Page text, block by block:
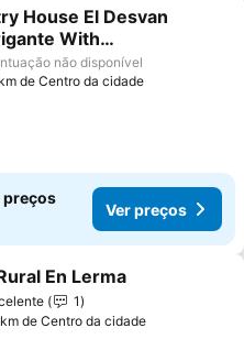
aos favoritos
House El Desvan
With
Wi-fi And Air
não disponível
de Centro da cidade
preços
Ver preços
aos favoritos
En Lerma
1
de Centro da cidade